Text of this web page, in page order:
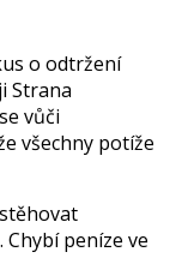
o odtržení
Strana
vůči
všechny potíže
peníze ve